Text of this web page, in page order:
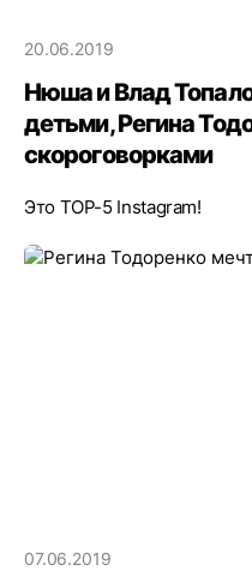
20.06.2019
Нюша и Влад
детьми, Регина
скороговорками
Это ТOP-5 Instagram!
07.06.2019